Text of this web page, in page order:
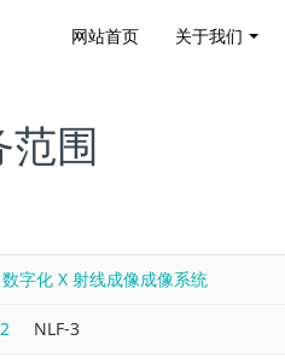
网站首页 关于我们
范围
数字化 X 射线成像成像系统
NLF-3